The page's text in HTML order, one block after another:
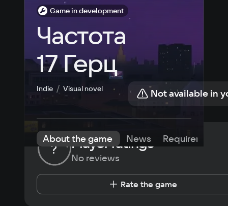
Game in development
Частота
17 Герц
Indie Visual novel Not available in
About the game News Requirements
? Player ratings
No reviews
Rate the game